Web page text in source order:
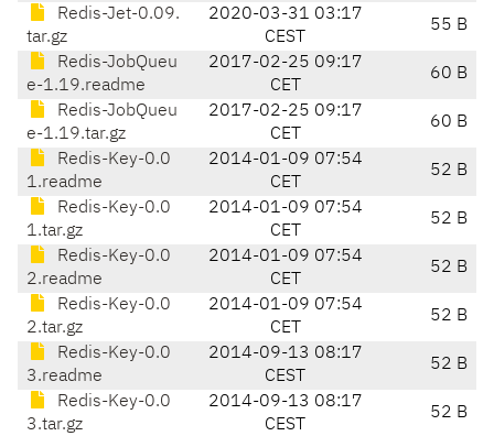
Redis-Jet-0.09.
tar.gz
2020-03-31 03:17
CEST
55 B
Redis-JobQueu
e-1.19.readme
2017-02-25 09:17
CET
60 B
Redis-JobQueu
e-1.19.tar.gz
2017-02-25 09:17
CET
60 B
Redis-Key-0.0
1.readme
2014-01-09 07:54
CET
52 B
Redis-Key-0.0
1.tar.gz
2014-01-09 07:54
CET
52 B
Redis-Key-0.0
2.readme
2014-01-09 07:54
CET
52 B
Redis-Key-0.0
2.tar.gz
2014-01-09 07:54
CET
52 B
Redis-Key-0.0
3.readme
2014-09-13 08:17
CEST
52 B
Redis-Key-0.0
3.tar.gz
2014-09-13 08:17
CEST
52 B